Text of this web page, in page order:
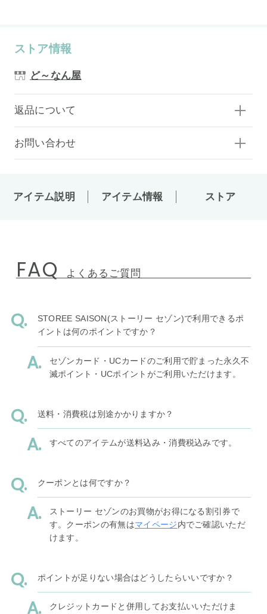
ストア情報
ど～なん屋
返品について
お問い合わせ
アイテム説明 アイテム情報 ストア
FAQ よくあるご質問
STOREE SAISON(ストーリー セゾン)で利用できるポ
イントは何のポイントですか？
セゾンカード・UCカードのご利用で貯まった永久不
滅ポイント・UCポイントがご利用いただけます。
送料・消費税は別途かかりますか？
すべてのアイテムが送料込み・消費税込みです。
クーポンとは何ですか？
ストーリー セゾンのお買物がお得になる割引券で
す。クーポンの有無はマイページ内でご確認いただ
けます。
ポイントが足りない場合はどうしたらいいですか？
クレジットカードと併用してお支払いいただけま